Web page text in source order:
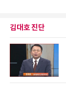
김대호 진단